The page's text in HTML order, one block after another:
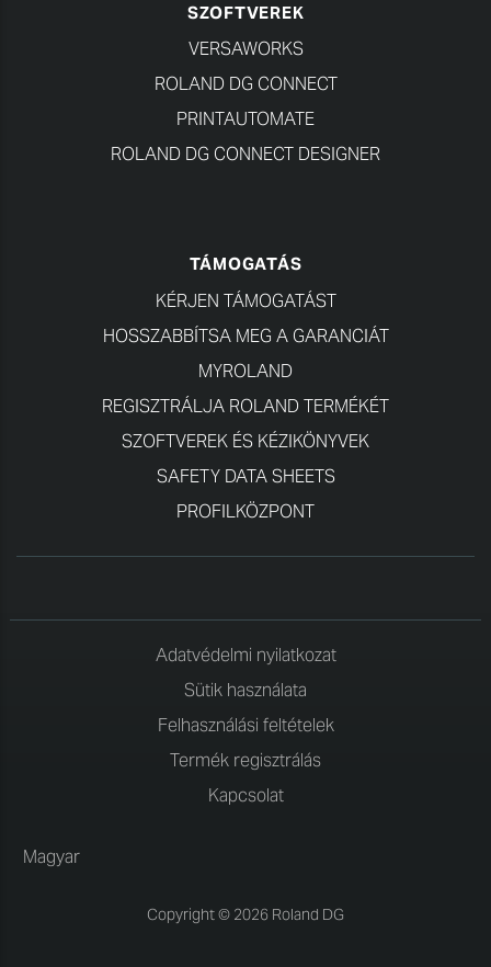
SZOFTVEREK
VERSAWORKS
ROLAND DG CONNECT
PRINTAUTOMATE
ROLAND DG CONNECT DESIGNER
TÁMOGATÁS
KÉRJEN TÁMOGATÁST
HOSSZABBÍTSA MEG A GARANCIÁT
MYROLAND
REGISZTRÁLJA ROLAND TERMÉKÉT
SZOFTVEREK ÉS KÉZIKÖNYVEK
SAFETY DATA SHEETS
PROFILKÖZPONT
Adatvédelmi nyilatkozat
Sütik használata
Felhasználási feltételek
Termék regisztrálás
Kapcsolat
Magyar
Copyright © 2026 Roland DG